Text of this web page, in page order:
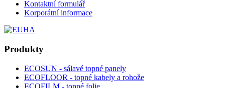
Kontaktní formulář
Korporátní informace
Produkty
ECOSUN - sálavé topné panely
ECOFLOOR - topné kabely a rohože
ECOFILM - topné folie